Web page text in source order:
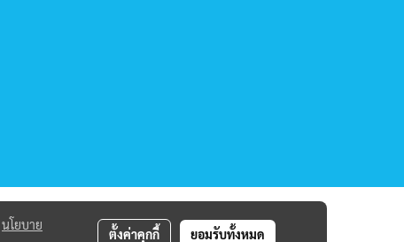
นโยบาย
ตั้งค่าคุกกี้ ยอมรับทั้งหมด